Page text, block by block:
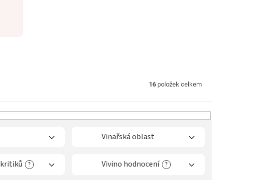
16 položek celkem
Vinařská oblast
? Vivino hodnocení ?